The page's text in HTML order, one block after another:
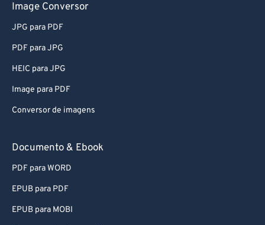
Image Conversor
JPG para PDF
PDF para JPG
HEIC para JPG
Image para PDF
Conversor de imagens
Documento & Ebook
PDF para WORD
EPUB para PDF
EPUB para MOBI